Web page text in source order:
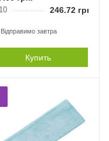
246.72грн.
Відправимо завтра
Купить